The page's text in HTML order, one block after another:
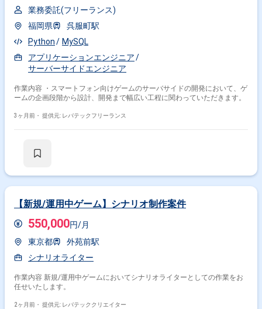
業務委託(フリーランス)
福岡県
呉服町駅
Python
MySQL
アプリケーションエンジニア
サーバーサイドエンジニア
作業内容 ・スマートフォン向けゲームのサーバサイドの開発において、ゲ
ームの企画段階から設計、開発まで幅広い工程に関わっていただきます。
3ヶ月前・ 提供元: レバテックフリーランス
【新規/運用中ゲーム】シナリオ制作案件
550,000円/月
東京都
外苑前駅
シナリオライター
作業内容 新規/運用中ゲームにおいてシナリオライターとしての作業をお
任せいたします。
2ヶ月前・ 提供元: レバテッククリエイター